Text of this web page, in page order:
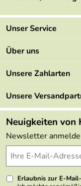
Unser Service
Kontakt
Mehrwertsteuerfrei
Retourenportal
FAQs
Lieferbedingungen
Delivery Terms
Kundenlogin
Über uns
Marken
Angebote
Made in Germany
Themen
Wir über uns
Presse
Unsere Zahlarten
Unsere
Neuigkeiten von
Newsletter
Erlaubnis zur E-